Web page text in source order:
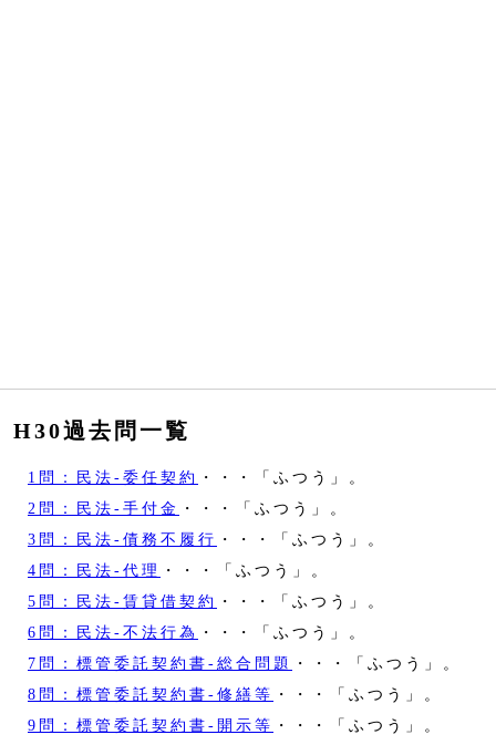
H30過去問一覧
1問：民法‐委任契約
・・・「ふつう」。
2問：民法‐手付金
・・・「ふつう」。
3問：民法‐債務不履行 ・・・「ふつう」。
4問：民法‐代理
・・・「ふつう」。
5問：民法‐賃貸借契約
・・・「ふつう」。
6問：民法‐不法行為
・・・「ふつう」。
7問：標管委託契約書‐総合問題
・・・「ふつう」。
8問：標管委託契約書‐修繕等 ・・・「ふつう」。
9問：標管委託契約書‐開示等 ・・・「ふつう」。